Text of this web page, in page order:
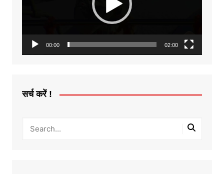
00:00 02:00
सर्च करें !